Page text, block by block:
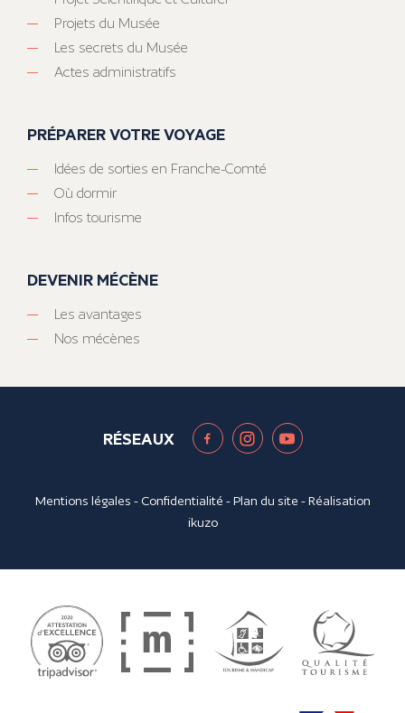
Projets du Musée
Les secrets du Musée
Actes administratifs
PRÉPARER VOTRE VOYAGE
Idées de sorties en Franche-Comté
Où dormir
Infos tourisme
DEVENIR MÉCÈNE
Les avantages
Nos mécènes
RÉSEAUX
Mentions légales - Confidentialité -Plan du site - Réalisation
ikuzo